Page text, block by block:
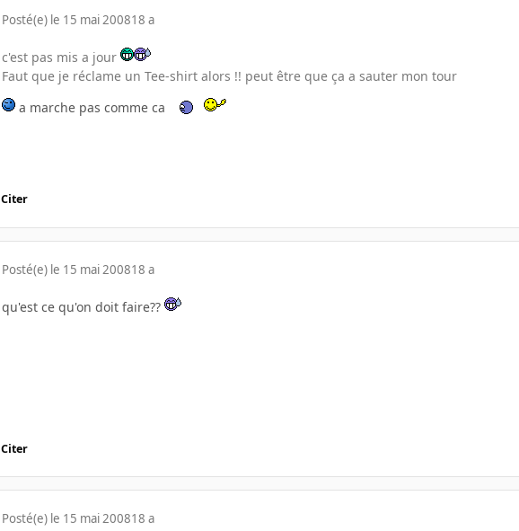
Posté(e) le 15 mai 200818 a
c'est pas mis a jour
Faut que je réclame un Tee-shirt alors !! peut être que ça a sauter mon tour
a marche pas comme ca
Citer
Posté(e) le 15 mai 200818 a
qu'est ce qu'on doit faire??
Citer
Posté(e) le 15 mai 200818 a